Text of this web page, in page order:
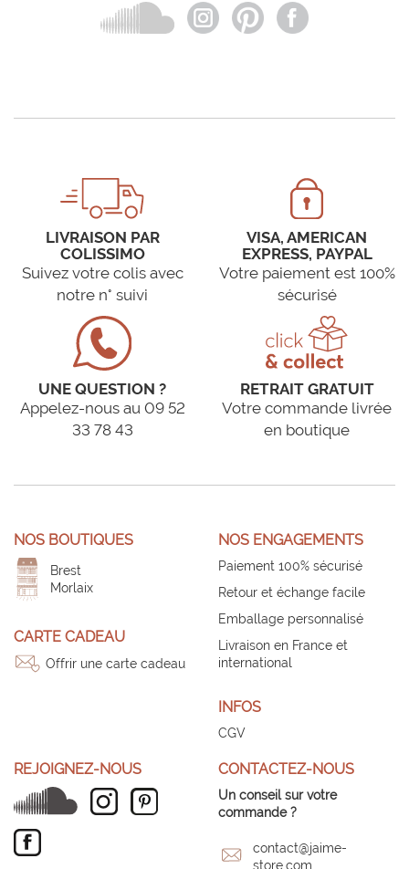
LIVRAISON PAR
COLISSIMO
Suivez votre colis avec
notre n° suivi
VISA, AMERICAN
EXPRESS, PAYPAL
Votre paiement est 100%
sécurisé
UNE QUESTION ?
Appelez-nous au 09 52
33 78 43
RETRAIT GRATUIT
Votre commande livrée
en boutique
NOS BOUTIQUES
Brest
Morlaix
CARTE CADEAU
Offrir une carte cadeau
NOS ENGAGEMENTS
Paiement 100% sécurisé
Retour et échange facile
Emballage personnalisé
Livraison en France et
international
INFOS
CGV
REJOIGNEZ-NOUS CONTACTEZ-NOUS
Un conseil sur votre
commande ?
contact@jaime-
store.com